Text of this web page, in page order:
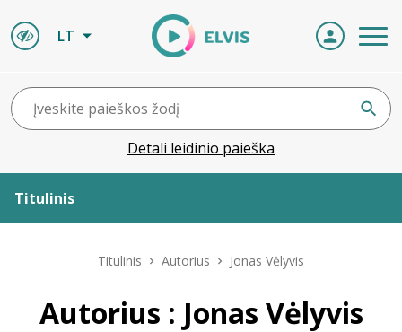
LT
Detali leidinio paieška
Titulinis
Leidiniai
Titulinis Autorius Jonas Vėlyvis
Autorius : Jonas Vėlyvis